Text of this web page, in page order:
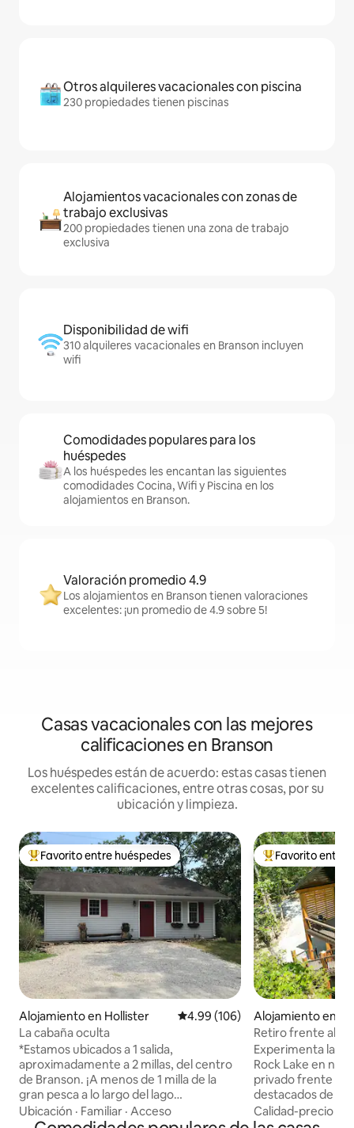
Otros alquileres vacacionales con piscina
230 propiedades tienen piscinas
Alojamientos vacacionales con zonas de
trabajo exclusivas
200 propiedades tienen una zona de trabajo
exclusiva
Disponibilidad de wifi
310 alquileres vacacionales en Branson incluyen
wifi
Comodidades populares para los
huéspedes
A los huéspedes les encantan las siguientes
comodidades Cocina, Wifi y Piscina en los
alojamientos en Branson.
Valoración promedio 4.9
Los alojamientos en Branson tienen valoraciones
excelentes: ¡un promedio de 4.9 sobre 5!
Casas vacacionales con las mejores
calificaciones en Branson
Los huéspedes están de acuerdo: estas casas tienen
excelentes calificaciones, entre otras cosas, por su
ubicación y limpieza.
Favorito entre huéspedes preferido
Favorito entre huéspedes
Alojamiento en Hollister Calificación promedio: 4.99 de
4.99 (106)
La cabaña oculta
*Estamos ubicados a 1 salida,
aproximadamente a 2 millas, del centro
de Branson. ¡A menos de 1 milla de la
gran pesca a lo largo del lago
Taneycomo! *¡Ofrecemos aparcamiento
gratuito en nuestra casa de huéspedes
Ubicación · Familiar · Acceso
Favorito entre
Favorito entre
Alojamiento en
Retiro frente al
piscina de agua
Experimenta la
Rock Lake en
privado frente al
destacados de la
privado, piscina
Terraza privada
Calidad-precio